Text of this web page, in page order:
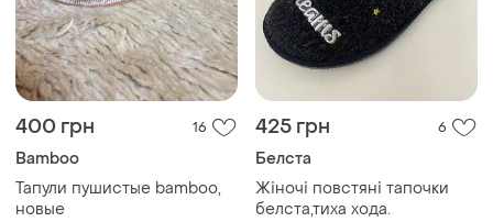
400 грн 16
Bamboo
Тапули пушистые bamboo,
новые
425 грн 6
Белста
Жіночі повстяні тапочки
белста,тиха хода.